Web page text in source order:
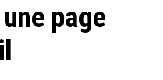
page